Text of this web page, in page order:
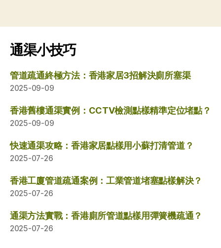
通渠小技巧
管道疏通終極方法：香港家居3招解決廁所塞渠
2025-09-09
香港舊樓通渠實例：CCTV檢測點樣精準定位堵點？
2025-09-09
快速通渠攻略：香港家居點樣用小蘇打清管道？
2025-07-26
香港工廈管道疏通案例：工業管道堵塞點樣解決？
2025-07-26
通渠方法實戰：香港廁所管道點樣用彈簧機疏通？
2025-07-26